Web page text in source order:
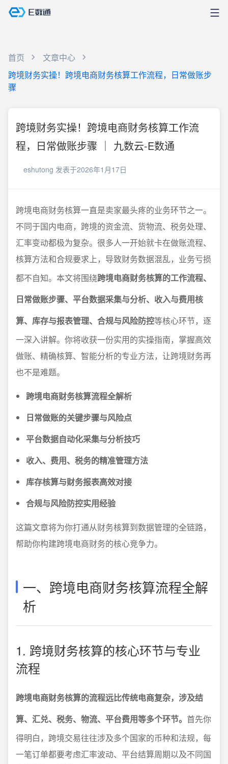
首页
文章中心
跨境财务实操！跨境电商财务核算工作流程，日常做账步
骤
跨境财务实操！跨境电商财务核算工作流
程，日常做账步骤 ｜ 九数云-E数通
eshutong 发表于2026年1月17日
跨境电商财务核算一直是卖家最头疼的业务环节之一。
不同于国内电商，跨境的资金流、货物流、税务处理、
汇率变动都极为复杂。很多人一开始就卡在做账流程、
核算方法和合规要求上，导致财务数据混乱，业务亏损
都不自知。本文将围绕跨境电商财务核算的工作流程、
日常做账步骤、平台数据采集与分析、收入与费用核
算、库存与报表管理、合规与风险防控等核心环节，逐
一深入讲解。你将收获一份实用的实操指南，掌握高效
做账、精确核算、智能分析的专业方法，让跨境财务再
也不是难题。
跨境电商财务核算流程全解析
日常做账的关键步骤与风险点
平台数据自动化采集与分析技巧
收入、费用、税务的精准管理方法
库存核算与财务报表高效对接
合规与风险防控实用经验
这篇文章将为你打通从财务核算到数据管理的全链路，
帮助你构建跨境电商财务的核心竞争力。
一、跨境电商财务核算流程全解
析
1. 跨境财务核算的核心环节与专业
流程
跨境电商财务核算的流程远比传统电商复杂，涉及结
算、汇兑、税务、物流、平台费用等多个环节。 首先你
得明白，跨境交易往往涉及多个国家的币种和法规，每
一笔订单都要考虑汇率波动、平台结算周期以及不同国